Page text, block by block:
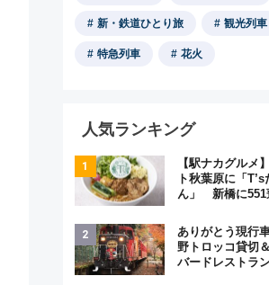
新・鉄道ひとり旅 観光列車
特急列車 花火
人気ランキング
【駅ナカグルメ
ト秋葉原に「T’s
ん」 新橋に551
オムライス専門
まご」新グルメ
【2026年8月】
ありがとう現行
野トロッコ貸切
バードレストラ